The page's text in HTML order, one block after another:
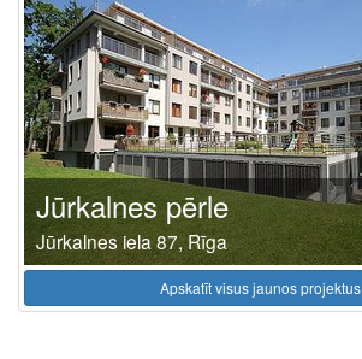
Jūrkalnes pērle
Jūrkalnes iela 87, Rīga
Apskatīt visus jaunos projektus